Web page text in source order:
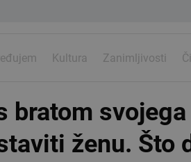
Kultura Zanimljivosti
bratom
ženu. Što